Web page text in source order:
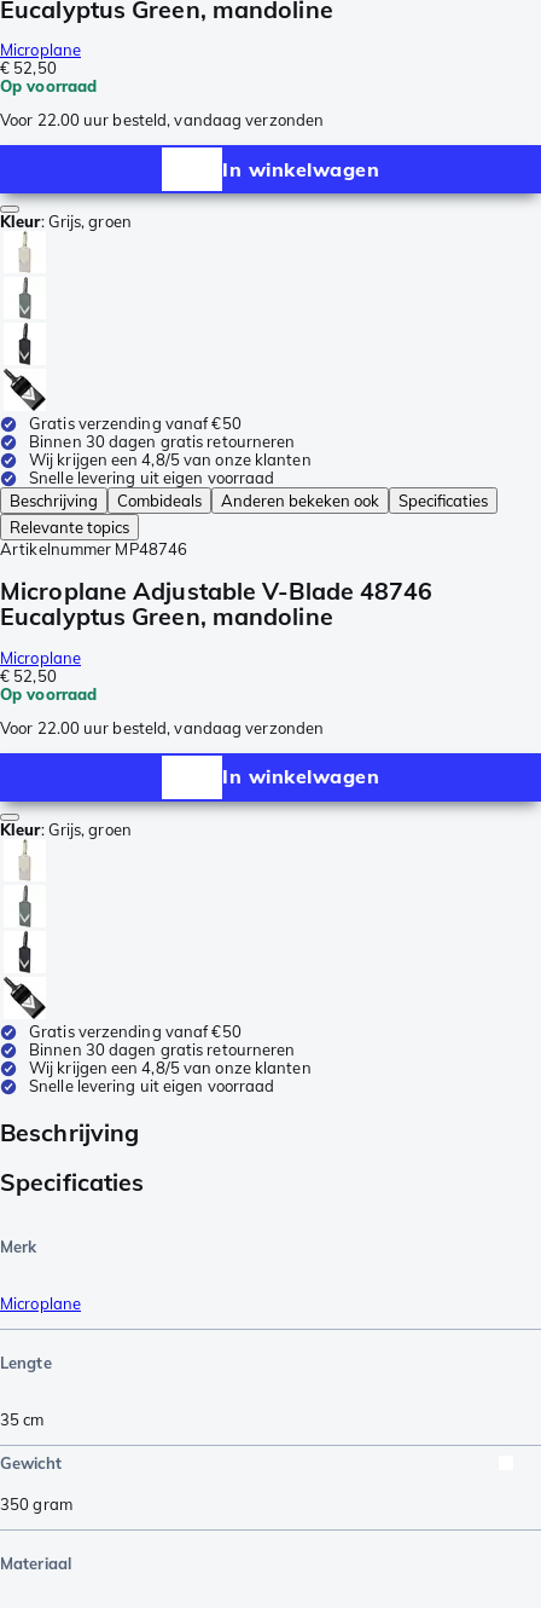
Eucalyptus Green, mandoline
Microplane
€ 52,50
Op voorraad
Voor 22.00 uur besteld, vandaag verzonden
In winkelwagen
Kleur:Grijs, groen
Gratis verzending vanaf €50
Binnen 30 dagen gratis retourneren
Wij krijgen een 4,8/5 van onze klanten
Snelle levering uit eigen voorraad
Beschrijving
Combideals Anderen bekeken ook
Specificaties
Relevante topics
Artikelnummer MP48746
Microplane Adjustable V-Blade 48746
Eucalyptus Green, mandoline
Microplane
€ 52,50
Op voorraad
Voor 22.00 uur besteld, vandaag verzonden
In winkelwagen
Kleur:Grijs, groen
Gratis verzending vanaf €50
Binnen 30 dagen gratis retourneren
Wij krijgen een 4,8/5 van onze klanten
Snelle levering uit eigen voorraad
Beschrijving
Specificaties
Merk
Microplane
Lengte
35cm
Gewicht
350gram
Materiaal